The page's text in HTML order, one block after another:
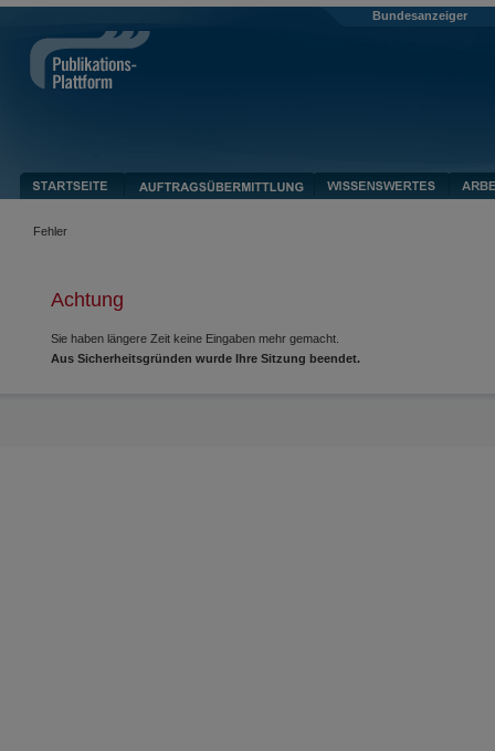
Bundesanzeiger
Fehler
Achtung
Sie haben längere Zeit keine Eingaben mehr gemacht.
Aus Sicherheitsgründen wurde Ihre Sitzung beendet.